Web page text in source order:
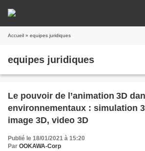
Accueil » equipes juridiques
equipes juridiques
Le pouvoir de l’animation 3D
environnementaux : simulation
image 3D, video 3D
Publié le 18/01/2021 à 15:20
Par OOKAWA-Corp